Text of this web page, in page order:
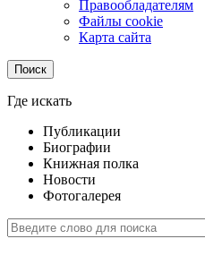
Правообладателям
Файлы cookie
Карта сайта
Поиск
Где искать
Публикации
Биографии
Книжная полка
Новости
Фотогалерея